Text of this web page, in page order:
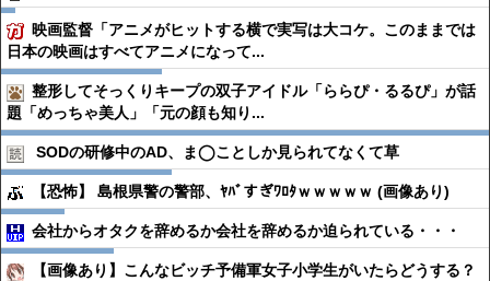
映画監督「アニメがヒットする横で実写は大コケ。このままでは
日本の映画はすべてアニメになって...
整形してそっくりキープの双子アイドル「ららぴ・るるぴ」が話
題「めっちゃ美人」「元の顔も知り...
SODの研修中のAD、ま◯ことしか見られてなくて草
【恐怖】 島根県警の警部、ﾔﾊﾞすぎﾜﾛﾀｗｗｗｗｗ (画像あり)
会社からオタクを辞めるか会社を辞めるか迫られている・・・
【画像あり】こんなビッチ予備軍女子小学生がいたらどうする？